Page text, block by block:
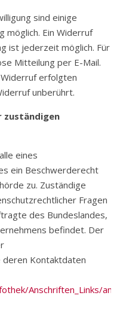
sind einige
möglich. Ein Widerruf
ist jederzeit möglich. Für
Mitteilung per E-Mail.
erfolgten
unberührt.
zuständigen
eines
ein Beschwerderecht
zu. Zuständige
Fragen
des Bundeslandes,
befindet. Der
Kontaktdaten
Anschriften_Links/